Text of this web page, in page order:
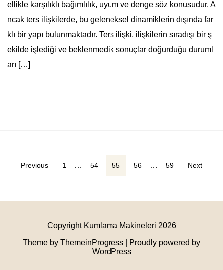
ellikle karşılıklı bağımlılık, uyum ve denge söz konusudur. A
ncak ters ilişkilerde, bu geleneksel dinamiklerin dışında far
klı bir yapı bulunmaktadır. Ters ilişki, ilişkilerin sıradışı bir ş
ekilde işlediği ve beklenmedik sonuçlar doğurduğu duruml
arı […]
YazıPrevious 1 … 54 55 56 … 59 Next
Copyright Kumlama Makineleri 2026
Theme by ThemeinProgress
| Proudly powered by
WordPress